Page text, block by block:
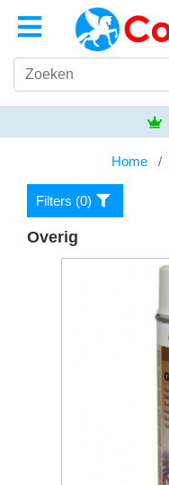
Home
Filters (0)
Overig